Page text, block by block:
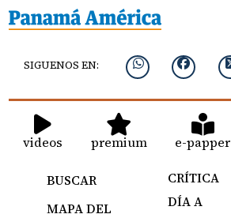
SIGUENOS EN:
videos premium e-papper
BUSCAR
MAPA DEL
CRÍTICA
DÍA A